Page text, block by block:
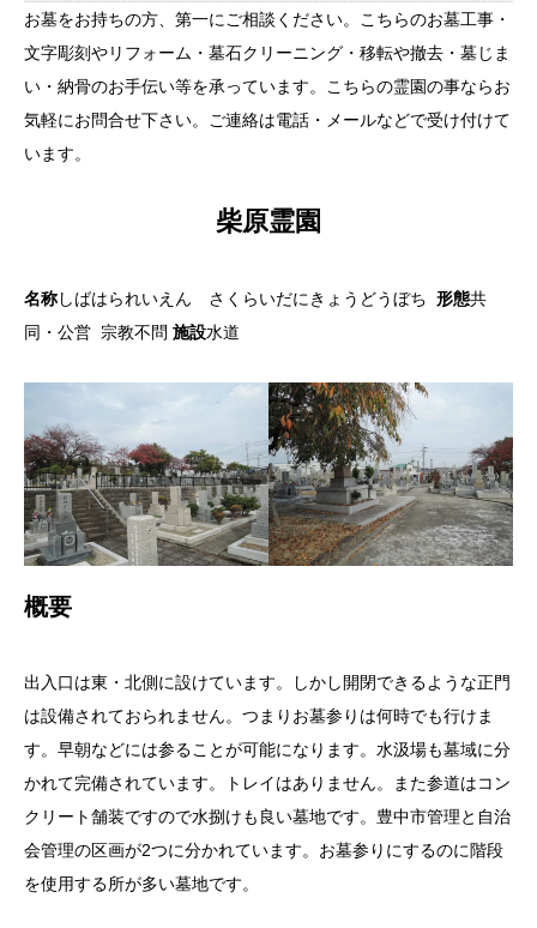
お墓をお持ちの方、第一にご相談ください。こちらのお墓工事・
文字彫刻やリフォーム・墓石クリーニング・移転や撤去・墓じま
い・納骨のお手伝い等を承っています。こちらの霊園の事ならお
気軽にお問合せ下さい。ご連絡は電話・メールなどで受け付けて
います。
柴原霊園
名称しばはられいえん さくらいだにきょうどうぼち 形態共
同・公営 宗教不問 施設水道
概要
出入口は東・北側に設けています。しかし開閉できるような正門
は設備されておられません。つまりお墓参りは何時でも行けま
す。早朝などには参ることが可能になります。水汲場も墓域に分
かれて完備されています。トレイはありません。また参道はコン
クリート舗装ですので水捌けも良い墓地です。豊中市管理と自治
会管理の区画が2つに分かれています。お墓参りにするのに階段
を使用する所が多い墓地です。